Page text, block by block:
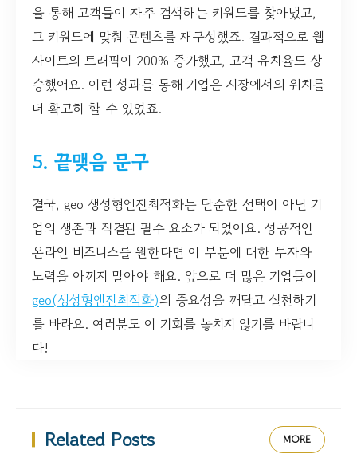
을 통해 고객들이 자주 검색하는 키워드를 찾아냈고,
그 키워드에 맞춰 콘텐츠를 재구성했죠. 결과적으로 웹
사이트의 트래픽이 200% 증가했고, 고객 유치율도 상
승했어요. 이런 성과를 통해 기업은 시장에서의 위치를
더 확고히 할 수 있었죠.
5. 끝맺음 문구
결국, geo 생성형엔진최적화는 단순한 선택이 아닌 기
업의 생존과 직결된 필수 요소가 되었어요. 성공적인
온라인 비즈니스를 원한다면 이 부분에 대한 투자와
노력을 아끼지 말아야 해요. 앞으로 더 많은 기업들이
geo(생성형엔진최적화)의 중요성을 깨닫고 실천하기
를 바라요. 여러분도 이 기회를 놓치지 않기를 바랍니
다!
Related Posts MORE